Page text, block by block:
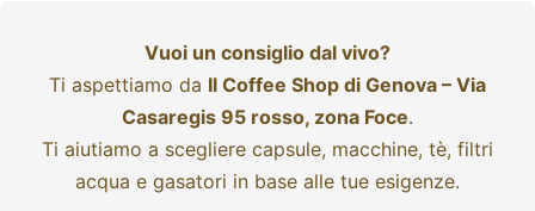
Vuoi un consiglio dal vivo?
Ti aspettiamo da Il Coffee Shop di Genova – Via
Casaregis 95 rosso, zona Foce.
Ti aiutiamo a scegliere capsule, macchine, tè, filtri
acqua e gasatori in base alle tue esigenze.